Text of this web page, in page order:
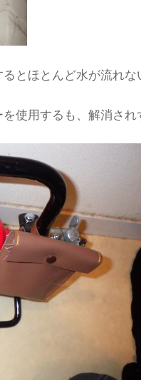
とほとんど水が流れな
使用するも、解消され